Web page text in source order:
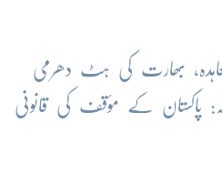
بھارت کی ہٹ دھرمی
پاکستان کے مؤقف کی قانونی